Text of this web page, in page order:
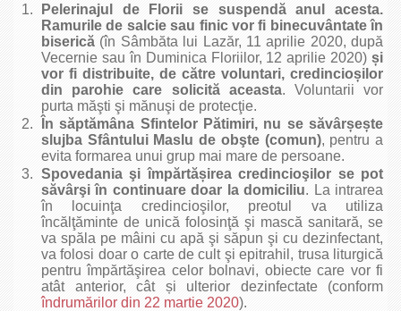
Pelerinajul de Florii se suspendă anul acesta.
Ramurile de salcie sau finic vor fi binecuvântate în
biserică (în Sâmbăta lui Lazăr, 11 aprilie 2020, după
Vecernie sau în Duminica Floriilor, 12 aprilie 2020) și
vor fi distribuite, de către voluntari, credincioșilor
din parohie care solicită aceasta. Voluntarii vor
purta măşti şi mănuşi de protecţie.
În săptămâna Sfintelor Pătimiri, nu se săvârșește
slujba Sfântului Maslu de obşte (comun), pentru a
evita formarea unui grup mai mare de persoane.
Spovedania şi împărtășirea credincioşilor se pot
săvârşi în continuare doar la domiciliu. La intrarea
în locuinţa credincioşilor, preotul va utiliza
încălţăminte de unică folosinţă şi mască sanitară, se
va spăla pe mâini cu apă şi săpun şi cu dezinfectant,
va folosi doar o carte de cult şi epitrahil, trusa liturgică
pentru împărtăşirea celor bolnavi, obiecte care vor fi
atât anterior, cât și ulterior dezinfectate (conform
îndrumărilor din 22 martie 2020).